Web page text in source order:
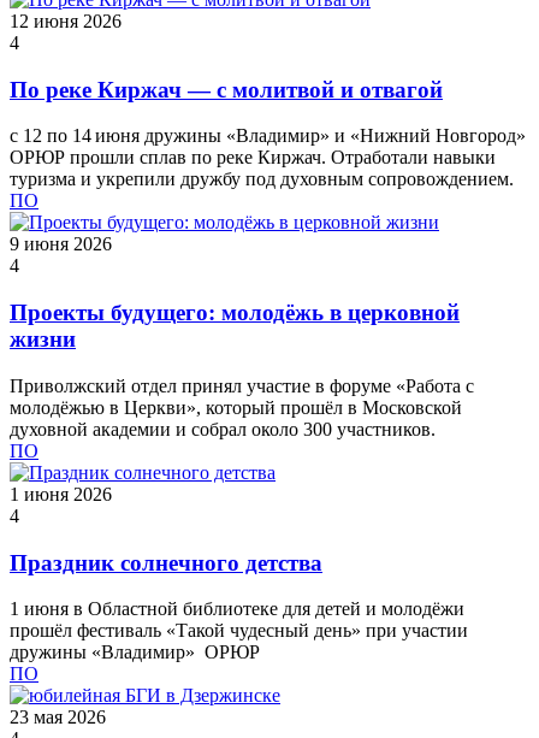
12 июня 2026
4
По реке Киржач — с молитвой и отвагой
с 12 по 14 июня дружины «Владимир» и «Нижний Новгород»
ОРЮР прошли сплав по реке Киржач. Отработали навыки
туризма и укрепили дружбу под духовным сопровождением.
ПО
9 июня 2026
4
Проекты будущего: молодёжь в церковной
жизни
Приволжский отдел принял участие в форуме «Работа с
молодёжью в Церкви», который прошёл в Московской
духовной академии и собрал около 300 участников.
ПО
1 июня 2026
4
Праздник солнечного детства
1 июня в Областной библиотеке для детей и молодёжи
прошёл фестиваль «Такой чудесный день» при участии
дружины «Владимир» ОРЮР
ПО
23 мая 2026